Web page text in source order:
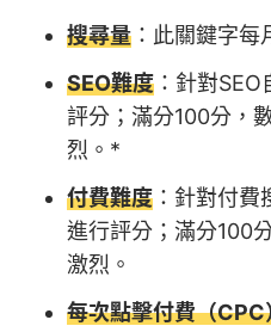
搜尋量 ：此關鍵字每
SEO難度 ：針對
評分；滿分100分，
烈。*
付費難度 ：針對付
進行評分；滿分100
激烈。
每次點擊付費（CPC